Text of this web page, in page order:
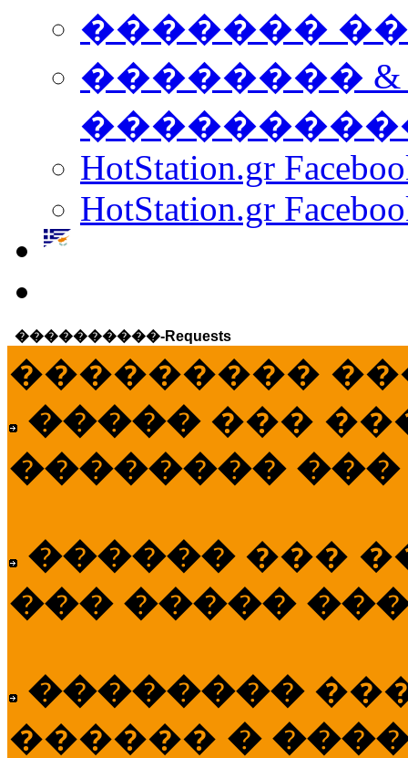
������� ���
��������
HotStation.gr
HotStation.gr
����������-Requests
���������
����� ���
��������
������ ���
��� �����
��������
������ �